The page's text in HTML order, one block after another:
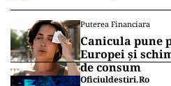
Puterea Financiara
Canicula pune
Europei și
de consum
Oficiuldestiri.ro